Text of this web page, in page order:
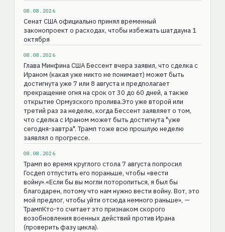
08.08.2026
Сенат США официально принял временный
законопроект о расходах, чтобы избежать шатдауна 1
октября
08.08.2026
Глава Минфина США Бессент вчера заявил, что сделка с
Ираном (какая уже никто не понимает) может быть
достигнута уже 7 или 8 августа и предполагает
прекращение огня на срок от 30 до 60 дней, а также
открытие Ормузского пролива.Это уже второй или
третий раз за неделю, когда Бессент заявляет о том,
что сделка с Ираном может быть достигнута "уже
сегодня-завтра". Трамп тоже всю прошлую неделю
заявлял о прогрессе.
08.08.2026
Трамп во время круглого стола 7 августа попросил
Госдеп отпустить его пораньше, чтобы «вести
войну».«Если бы вы могли поторопиться, я был бы
благодарен, потому что нам нужно вести войну. Вот, это
мой предлог, чтобы уйти отсюда немного раньше», —
ТрампКто-то считает это признаком скорого
возобновления военных действий против Ирана
(проверить фазу цикла).